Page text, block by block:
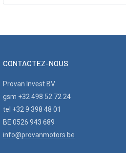
CONTACTEZ-NOUS
Provan Invest BV
gsm +32 498 52 72 24
tel +32 9 398 48 01
BE 0526 943 689
info@provanmotors.be